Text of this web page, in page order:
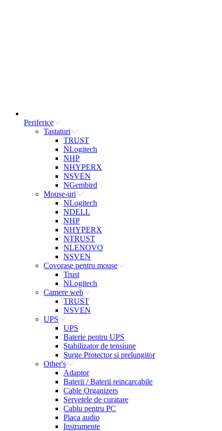
Periferice
Tastaturi
TRUST
NLogitech
NHP
NHYPERX
NSVEN
NGembird
Mouse-uri
NLogitech
NDELL
NHP
NHYPERX
NTRUST
NLENOVO
NSVEN
Covorase pentru mouse
Trust
NLogitech
Camere web
TRUST
NSVEN
UPS
UPS
Baterie pentru UPS
Stabilizator de tensiune
Surge Protector si prelungitor
Other's
Adaptor
Baterii / Baterii reincarcabile
Cable Organizers
Servetele de curatare
Cablu pentru PC
Placa audio
Instrumente